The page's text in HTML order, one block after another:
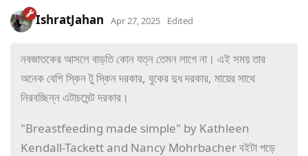
IshratJahan Apr 27, 2025 Edited
নবজাতকের আসলে বাড়তি কোন যত্ন তেমন লাগে না। এই সময় তার
অনেক বেশি স্কিন টু স্কিন দরকার, বুকের দুধ দরকার, মায়ের সাথে
নিরবচ্ছিন্ন এটাচমেন্ট দরকার।
"Breastfeeding made simple" by Kathleen
Kendall-Tackett and Nancy Mohrbacher বইটা পড়ে